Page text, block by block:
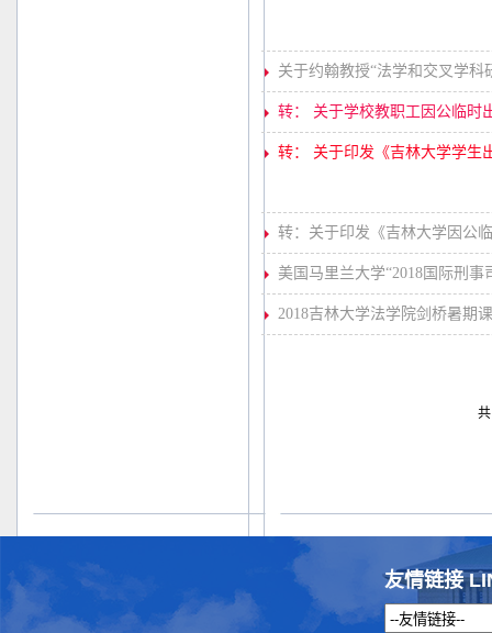
关于约翰教授“法学和交叉学科
转： 关于学校教职工因公临时
转： 关于印发《吉林大学学生
转：关于印发《吉林大学因公
美国马里兰大学“2018国际刑事
2018吉林大学法学院剑桥暑期
友情链接